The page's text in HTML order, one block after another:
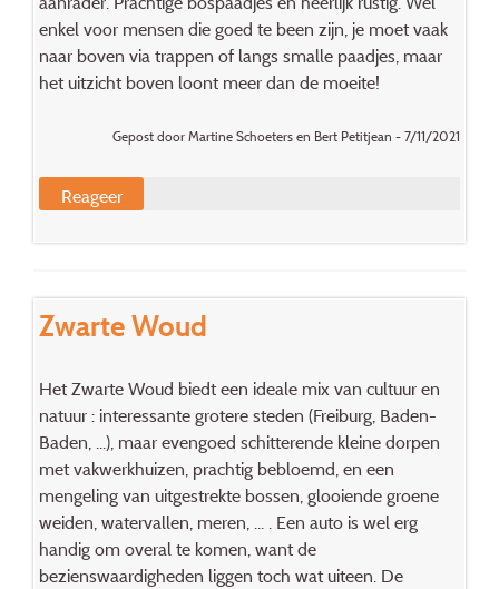
enkel voor mensen die goed te been zijn, je moet vaak
naar boven via trappen of langs smalle paadjes, maar
het uitzicht boven loont meer dan de moeite!
Gepost door Martine Schoeters en Bert Petitjean - 7/11/2021
Reageer
Zwarte Woud
Het Zwarte Woud biedt een ideale mix van cultuur en
natuur : interessante grotere steden (Freiburg, Baden-
Baden, ...), maar evengoed schitterende kleine dorpen
met vakwerkhuizen, prachtig bebloemd, en een
mengeling van uitgestrekte bossen, glooiende groene
weiden, watervallen, meren, ... . Een auto is wel erg
handig om overal te komen, want de
bezienswaardigheden liggen toch wat uiteen. De